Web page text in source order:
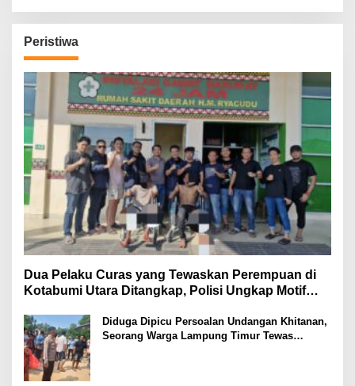
Peristiwa
Dua Pelaku Curas yang Tewaskan Perempuan di
Kotabumi Utara Ditangkap, Polisi Ungkap Motif
Diduga Dipicu Persoalan Undangan Khitanan,
Seorang Warga Lampung Timur Tewas